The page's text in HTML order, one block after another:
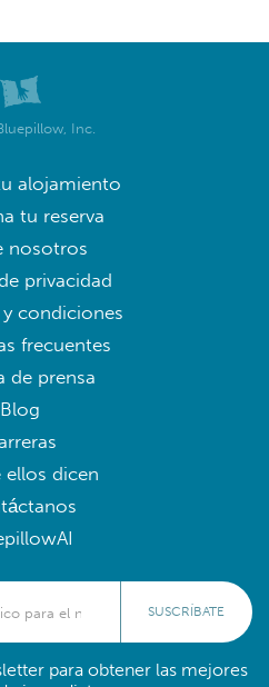
Inc.
alojamiento
tu reserva
nosotros
privacidad
condiciones
frecuentes
de prensa
Blog
ellos dicen
SUSCRÍBATE
para obtener las mejores